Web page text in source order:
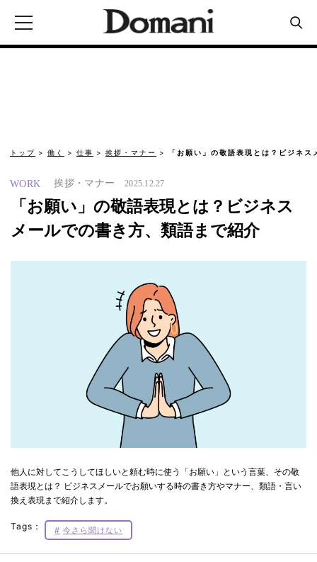
トップ 働く 仕事 挨拶・マナー 「お願い」の敬語表現とは？ビジネ
WORK 挨拶・マナー 2025.12.27
「お願い」の敬語表現とは？ビジネス
メールでの書き方、類語まで紹介
他人に対してこうしてほしいと頼む時に使う「お願い」という言葉、その敬
語表現とは？ ビジネスメールでお願いする時の書き方やマナー、類語・言い
換え表現まで紹介します。
Tags： 今さら聞けない